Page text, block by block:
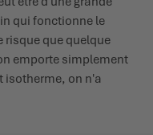
qui fonctionne le
risque que quelque
emporte simplement
isotherme, on n'a